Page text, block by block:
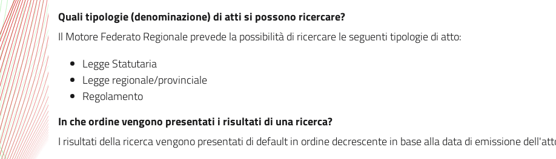
Quali tipologie (denominazione) di atti si possono ricercare?
Il Motore Federato Regionale prevede la possibilità di ricercare le seguenti tipologie di atto:
Legge Statutaria
Legge regionale/provinciale
Regolamento
In che ordine vengono presentati i risultati di una ricerca?
I risultati della ricerca vengono presentati di default in ordine decrescente in base alla data di emissione